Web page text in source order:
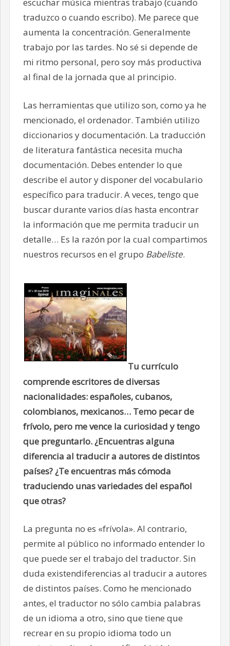
escuchar música mientras trabajo (cuando
traduzco o cuando escribo). Me parece que
aumenta la concentración. Generalmente
trabajo por las tardes. No sé si depende de
mi ritmo personal, pero soy más productiva
al final de la jornada que al principio.
Las herramientas que utilizo son, como ya he
mencionado, el ordenador. También utilizo
diccionarios y documentación. La traducción
de literatura fantástica necesita mucha
documentación. Debes entender lo que
describe el autor y disponer del vocabulario
específico para traducir. A veces, tengo que
buscar durante varios días hasta encontrar
la información que me permita traducir un
detalle… Es la razón por la cual compartimos
nuestros recursos en el grupo Babeliste.
Tu currículo
comprende escritores de diversas
nacionalidades: españoles, cubanos,
colombianos, mexicanos… Temo pecar de
frívolo, pero me vence la curiosidad y tengo
que preguntarlo. ¿Encuentras alguna
diferencia al traducir a autores de distintos
países? ¿Te encuentras más cómoda
traduciendo unas variedades del español
que otras?
La pregunta no es «frívola». Al contrario,
permite al público no informado entender lo
que puede ser el trabajo del traductor. Sin
duda existendiferencias al traducir a autores
de distintos países. Como he mencionado
antes, el traductor no sólo cambia palabras
de un idioma a otro, sino que tiene que
recrear en su propio idioma todo un